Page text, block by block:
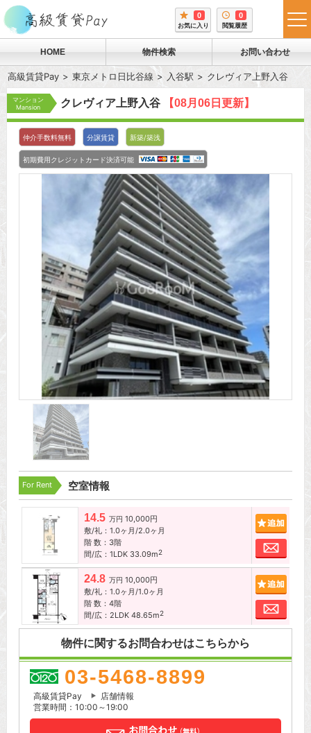
0
お気に入り
0
閲覧履歴
HOME 物件検索 お問い合わせ
高級賃貸Pay 東京メトロ日比谷線 入谷駅 クレヴィア上野入谷
マンション
Mansion
クレヴィア上野入谷 【08月06日更新】
仲介手数料無料 分譲賃貸 新築/築浅
初期費用クレジットカード決済可能
For Rent 空室情報
14.5 万円 10,000円
敷/礼：1.0ヶ月/2.0ヶ月
階 数：3階
間/広：1LDK 33.09m2
お問
24.8 万円 10,000円
敷/礼：1.0ヶ月/1.0ヶ月
階 数：4階
間/広：2LDK 48.65m2
お問
物件に関するお問合わせはこちらから
03-5468-8899
高級賃貸Pay
店舗情報
営業時間：10:00～19:00